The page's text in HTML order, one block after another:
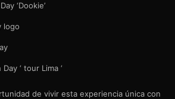
‘Dookie’
logo
‘ tour Lima ‘
de vivir esta experiencia única con